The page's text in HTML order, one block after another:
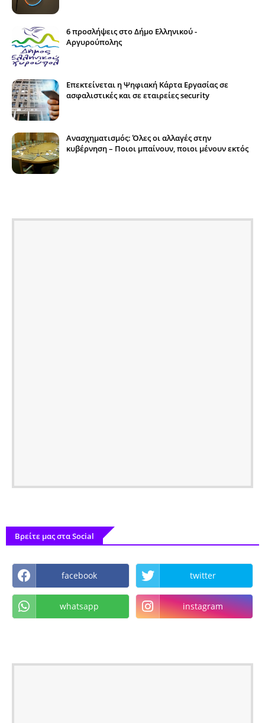
6 προσλήψεις στο Δήμο Ελληνικού -
Αργυρούπολης
Επεκτείνεται η Ψηφιακή Κάρτα Εργασίας σε
ασφαλιστικές και σε εταιρείες security
Ανασχηματισμός: Όλες οι αλλαγές στην
κυβέρνηση – Ποιοι μπαίνουν, ποιοι μένουν εκτός
Βρείτε μας στα Social
facebook twitter
whatsapp instagram